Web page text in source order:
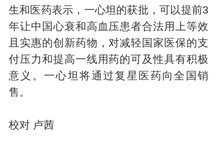
生和医药表示，一心坦的获批，可以提前3
年让中国心衰和高血压患者合法用上等效
且实惠的创新药物，对减轻国家医保的支
付压力和提高一线用药的可及性具有积极
意义。一心坦将通过复星医药向全国销
售。
校对 卢茜